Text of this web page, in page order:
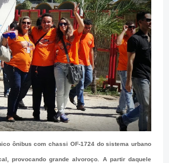
ônibus com chassi OF-1724 do sistema urbano
provocando grande alvoroço. A partir daquele